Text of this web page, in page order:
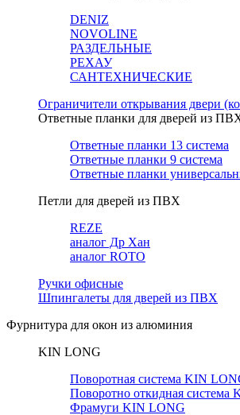
DENIZ
NOVOLINE
РАЗДЕЛЬНЫЕ
РЕХАУ
САНТЕХНИЧЕСКИЕ
Ограничители открывания двери
Ответные планки для дверей из
Ответные планки 13 система
Ответные планки 9 система
Ответные планки
Петли для дверей из ПВХ
REZE
аналог Др Хан
аналог ROTO
Ручки офисные
Шпингалеты для дверей из ПВХ
Фурнитура для окон из алюминия
KIN LONG
Поворотная система KIN
Поворотно откидная система
Фрамуги KIN LONG